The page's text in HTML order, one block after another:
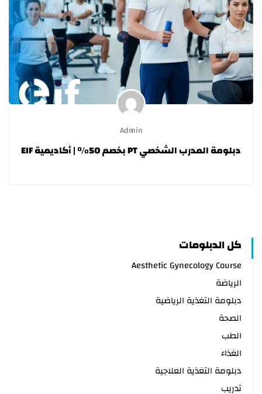
Admin
دبلومة المدرب الشخصي PT بخصم 50% | أكاديمية EIF
كل الدبلومات
Aesthetic Gynecology Course
الرياضة
دبلومة التغذية الرياضية
الصحة
الطب
الغذاء
دبلومة التغذية العلاجية
تدريب